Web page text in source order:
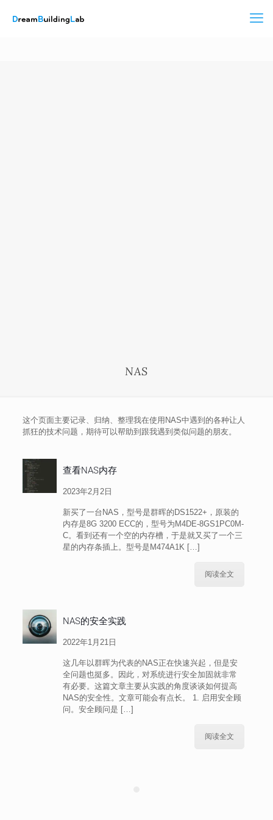
NAS
这个页面主要记录、归纳、整理我在使用NAS中遇到的各种让人
抓狂的技术问题，期待可以帮助到跟我遇到类似问题的朋友。
查看NAS内存
2023年2月2日
新买了一台NAS，型号是群晖的DS1522+，原装的
内存是8G 3200 ECC的，型号为M4DE-8GS1PC0M-
C。看到还有一个空的内存槽，于是就又买了一个三
星的内存条插上。型号是M474A1K[…]
阅读全文
NAS的安全实践
2022年1月21日
这几年以群晖为代表的NAS正在快速兴起，但是安
全问题也挺多。因此，对系统进行安全加固就非常
有必要。这篇文章主要从实践的角度谈谈如何提高
NAS的安全性。文章可能会有点长。 1. 启用安全顾
问。安全顾问是 […]
阅读全文